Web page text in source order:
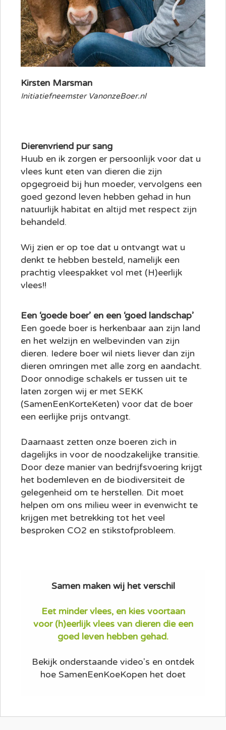
Kirsten Marsman
Initiatiefneemster VanonzeBoer.nl
Dierenvriend pur sang
Huub en ik zorgen er persoonlijk voor dat u
vlees kunt eten van dieren die zijn
opgegroeid bij hun moeder, vervolgens een
goed gezond leven hebben gehad in hun
natuurlijk habitat en altijd met respect zijn
behandeld.
Wij zien er op toe dat u ontvangt wat u
denkt te hebben besteld, namelijk een
prachtig vleespakket vol met (H)eerlijk
vlees!!
Een ‘goede boer’ en een ‘goed landschap’
Een goede boer is herkenbaar aan zijn land
en het welzijn en welbevinden van zijn
dieren. Iedere boer wil niets liever dan zijn
dieren omringen met alle zorg en aandacht.
Door onnodige schakels er tussen uit te
laten zorgen wij er met SEKK
(SamenEenKorteKeten) voor dat de boer
een eerlijke prijs ontvangt.
Daarnaast zetten onze boeren zich in
dagelijks in voor de noodzakelijke transitie.
Door deze manier van bedrijfsvoering krijgt
het bodemleven en de biodiversiteit de
gelegenheid om te herstellen. Dit moet
helpen om ons milieu weer in evenwicht te
krijgen met betrekking tot het veel
besproken CO2 en stikstofprobleem.
Samen maken wij het verschil
Eet minder vlees, en kies voortaan
voor (h)eerlijk vlees van dieren die een
goed leven hebben gehad.
Bekijk onderstaande video's en ontdek
hoe SamenEenKoeKopen het doet